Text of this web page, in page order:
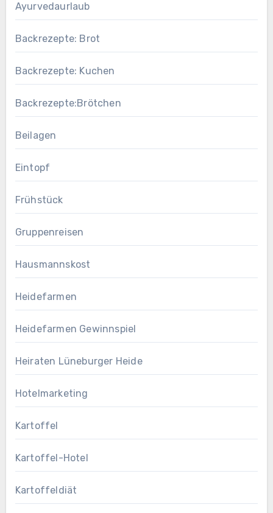
Ayurvedaurlaub
Backrezepte: Brot
Backrezepte: Kuchen
Backrezepte:Brötchen
Beilagen
Eintopf
Frühstück
Gruppenreisen
Hausmannskost
Heidefarmen
Heidefarmen Gewinnspiel
Heiraten Lüneburger Heide
Hotelmarketing
Kartoffel
Kartoffel-Hotel
Kartoffeldiät